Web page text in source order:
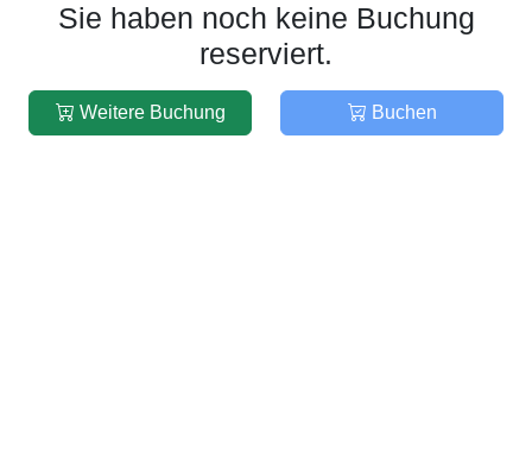
Sie haben noch keine Buchung
reserviert.
Weitere Buchung Buchen